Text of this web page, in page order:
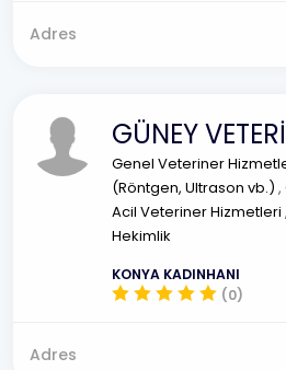
Adres
GÜNEY
Genel Veteriner
(Röntgen, Ultrason vb.) ,
Acil Veteriner Hizmetleri ,
Hekimlik
KONYA KADINHANI
(0)
Adres